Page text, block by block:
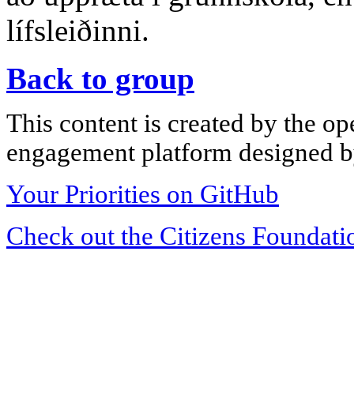
lífsleiðinni.
Back to group
This content is created by the
engagement platform designed
Your Priorities on GitHub
Check out the Citizens